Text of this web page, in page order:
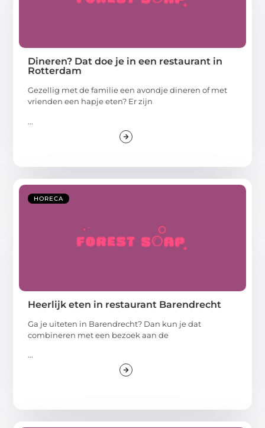
Dineren? Dat doe je in een restaurant in
Rotterdam
Gezellig met de familie een avondje dineren of met
vrienden een hapje eten? Er zijn
...
HORECA
Heerlijk eten in restaurant Barendrecht
Ga je uiteten in Barendrecht? Dan kun je dat
combineren met een bezoek aan de
...